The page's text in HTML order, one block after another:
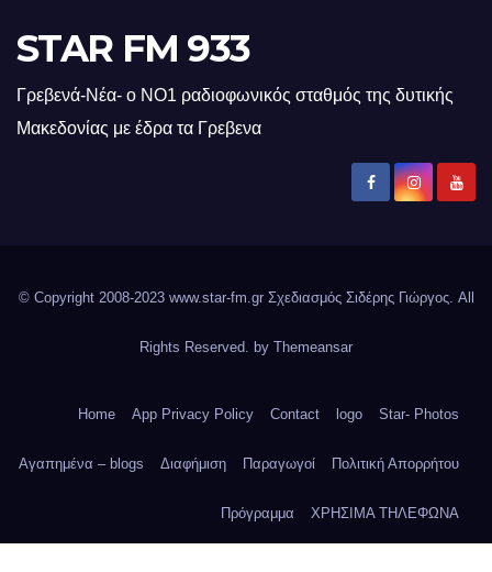
STAR FM 933
Γρεβενά-Νέα- ο ΝΟ1 ραδιοφωνικός σταθμός της δυτικής
Μακεδονίας με έδρα τα Γρεβενα
© Copyright 2008-2023 www.star-fm.gr Σχεδιασμός Σιδέρης Γιώργος. All
Rights Reserved. by Themeansar
Home App Privacy Policy Contact logo Star- Photos
Αγαπημένα – blogs Διαφήμιση Παραγωγοί Πολιτική Απορρήτου
Πρόγραμμα ΧΡΗΣΙΜΑ ΤΗΛΕΦΩΝΑ